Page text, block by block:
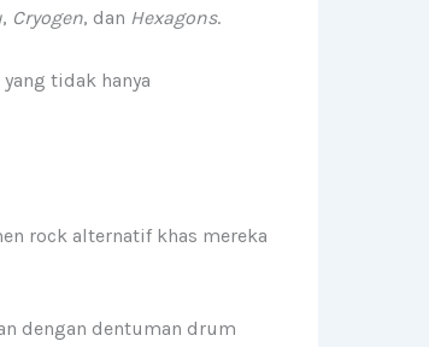
, Cryogen, dan Hexagons.
tidak hanya
rock alternatif khas mereka
dengan dentuman drum